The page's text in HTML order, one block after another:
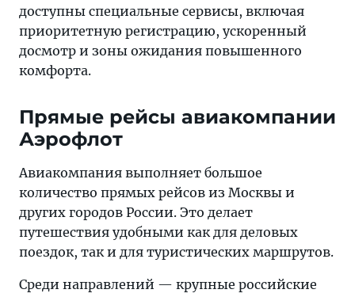
доступны специальные сервисы, включая
приоритетную регистрацию, ускоренный
досмотр и зоны ожидания повышенного
комфорта.
Прямые рейсы авиакомпании
Аэрофлот
Авиакомпания выполняет большое
количество прямых рейсов из Москвы и
других городов России. Это делает
путешествия удобными как для деловых
поездок, так и для туристических маршрутов.
Среди направлений — крупные российские